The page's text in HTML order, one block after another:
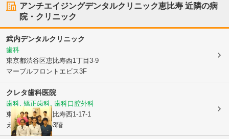
アンチエイジングデンタルクリニック恵比寿 近隣の病
院・クリニック
武内デンタルクリニック
歯科
東京都渋谷区恵比寿西1丁目3-9
マーブルフロントエビス3F
クレタ歯科医院
歯科, 矯正歯科, 歯科口腔外科
東京都渋谷区恵比寿西1-17-1
えびす第一ビル3階